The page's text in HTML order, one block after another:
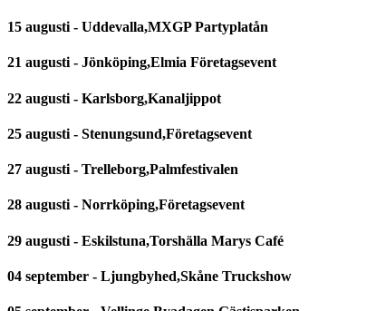
15 augusti - Uddevalla,MXGP Partyplatån
21 augusti - Jönköping,Elmia Företagsevent
22 augusti - Karlsborg,Kanaljippot
25 augusti - Stenungsund,Företagsevent
27 augusti - Trelleborg,Palmfestivalen
28 augusti - Norrköping,Företagsevent
29 augusti - Eskilstuna,Torshälla Marys Café
04 september - Ljungbyhed,Skåne Truckshow